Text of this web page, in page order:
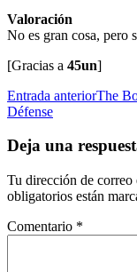
Valoración
No es gran cosa, pero
[Gracias a 45un]
Navegación
de
entradas
Entrada anteriorThe
Défense
Deja una
Tu dirección de correo
obligatorios están
Comentario *